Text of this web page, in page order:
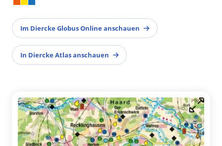
Im Diercke Globus Online anschauen
In Diercke Atlas anschauen